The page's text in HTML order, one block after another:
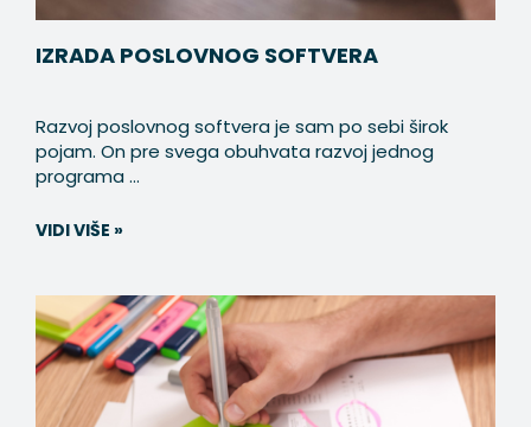
IZRADA POSLOVNOG SOFTVERA
Razvoj poslovnog softvera je sam po sebi širok
pojam. On pre svega obuhvata razvoj jednog
programa ...
VIDI VIŠE »